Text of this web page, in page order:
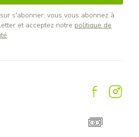
s'abonner, vous vous abonnez à
et acceptez notre politique de
.